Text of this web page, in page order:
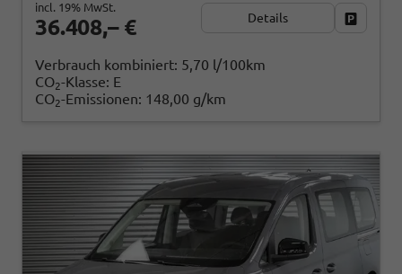
36.408,– €
incl. 19% MwSt.
Details
Verbrauch kombiniert: 5,70 l/100km
CO2-Klasse: E
CO2-Emissionen: 148,00 g/km